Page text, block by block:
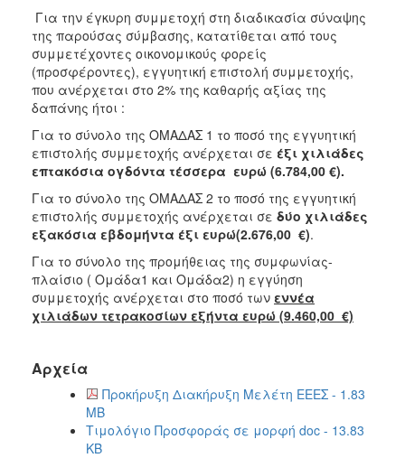
Για την έγκυρη συμμετοχή στη διαδικασία σύναψης
της παρούσας σύμβασης, κατατίθεται από τους
συμμετέχοντες οικονομικούς φορείς
(προσφέροντες), εγγυητική επιστολή συμμετοχής,
που ανέρχεται στο 2% της καθαρής αξίας της
δαπάνης ήτοι :
Για το σύνολο της ΟΜΑΔΑΣ 1 το ποσό της εγγυητική
επιστολής συμμετοχής ανέρχεται σε έξι χιλιάδες
επτακόσια ογδόντα τέσσερα ευρώ (6.784,00 €).
Για το σύνολο της ΟΜΑΔΑΣ 2 το ποσό της εγγυητική
επιστολής συμμετοχής ανέρχεται σε δύο χιλιάδες
εξακόσια εβδομήντα έξι ευρώ(2.676,00 €).
Για το σύνολο της προμήθειας της συμφωνίας-
πλαίσιο ( Ομάδα1 και Ομάδα2) η εγγύηση
συμμετοχής ανέρχεται στο ποσό των εννέα
χιλιάδων τετρακοσίων εξήντα ευρώ (9.460,00 €)
Αρχεία
Προκήρυξη Διακήρυξη Μελέτη ΕΕΕΣ - 1.83
MB
Τιμολόγιο Προσφοράς σε μορφή doc - 13.83
KB